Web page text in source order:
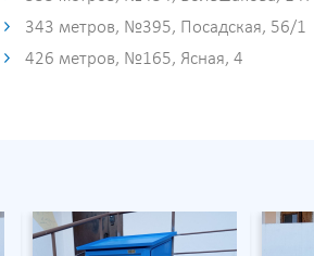
343 метров, №395, Посадская, 56/1
426 метров, №165, Ясная, 4